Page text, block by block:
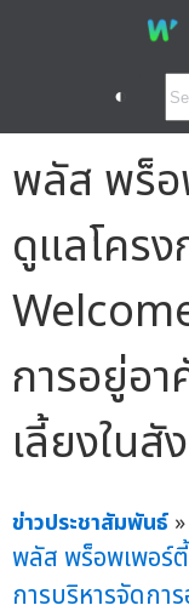
◐
พลัส พร็
ดูแลโคร
การอยู่อ
เลี้ยงในสั
ข่าวประชาสัมพันธ์ »
พลัส พร็อพเพอร์ตี้
การบริหารจัดการ